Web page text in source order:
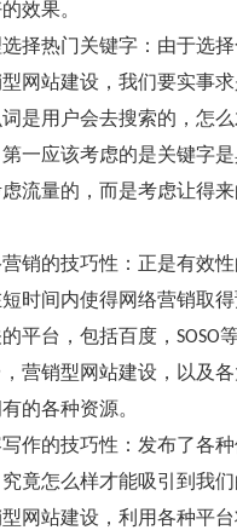
效果。
热门关键字：由于选择
网站建设，我们要实事
是用户会去搜索的，怎
一应该考虑的是关键字
流量的，而是考虑让得
的技巧性：正是有效性
时间内使得网络营销取
平台，包括百度，SOSO
营销型网站建设，以及
的各种资源。
的技巧性：发布了各种
竟怎么样才能吸引到我
网站建设，利用各种平台